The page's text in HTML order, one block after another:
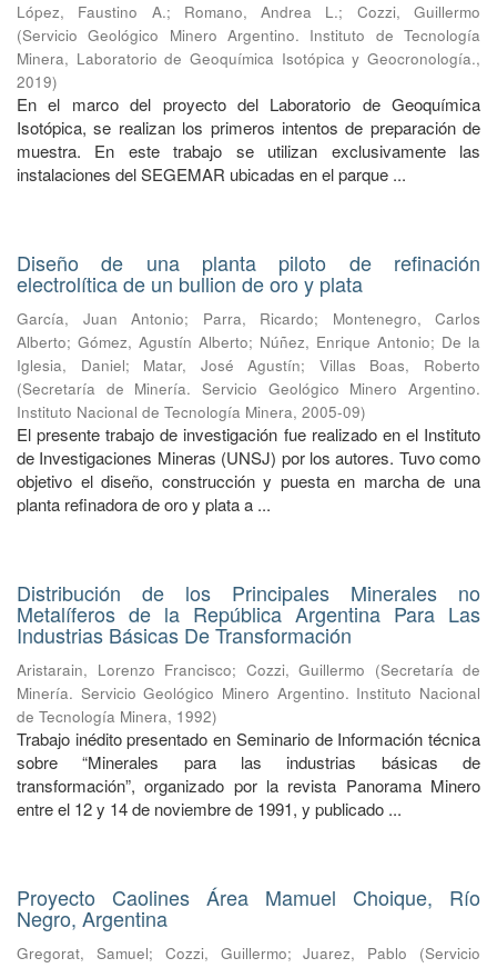
López, Faustino A.; Romano, Andrea L.; Cozzi, Guillermo
(Servicio Geológico Minero Argentino. Instituto de Tecnología
Minera, Laboratorio de Geoquímica Isotópica y Geocronología.,
2019)
En el marco del proyecto del Laboratorio de Geoquímica
Isotópica, se realizan los primeros intentos de preparación de
muestra. En este trabajo se utilizan exclusivamente las
instalaciones del SEGEMAR ubicadas en el parque ...
Diseño de una planta piloto de refinación
electrolítica de un bullion de oro y plata
García, Juan Antonio; Parra, Ricardo; Montenegro, Carlos
Alberto; Gómez, Agustín Alberto; Núñez, Enrique Antonio; De la
Iglesia, Daniel; Matar, José Agustín; Villas Boas, Roberto
(Secretaría de Minería. Servicio Geológico Minero Argentino.
Instituto Nacional de Tecnología Minera, 2005-09)
El presente trabajo de investigación fue realizado en el Instituto
de Investigaciones Mineras (UNSJ) por los autores. Tuvo como
objetivo el diseño, construcción y puesta en marcha de una
planta refinadora de oro y plata a ...
Distribución de los Principales Minerales no
Metalíferos de la República Argentina Para Las
Industrias Básicas De Transformación
Aristarain, Lorenzo Francisco; Cozzi, Guillermo (Secretaría de
Minería. Servicio Geológico Minero Argentino. Instituto Nacional
de Tecnología Minera, 1992)
Trabajo inédito presentado en Seminario de Información técnica
sobre “Minerales para las industrias básicas de
transformación”, organizado por la revista Panorama Minero
entre el 12 y 14 de noviembre de 1991, y publicado ...
Proyecto Caolines Área Mamuel Choique, Río
Negro, Argentina
Gregorat, Samuel; Cozzi, Guillermo;Juarez, Pablo (Servicio